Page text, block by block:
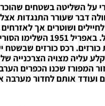
על השליטה בשטחים
דבר שעורר התנגדות
ושוטרים אך
להיכנס לשטחים משני צידי
רכס כורזים
עליה מצויה הצרכנייה
המפורז שכנו הכפרים
ועודד אותם לחדור